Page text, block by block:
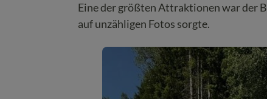
Eine der größten Attraktionen war der
auf unzähligen Fotos sorgte.